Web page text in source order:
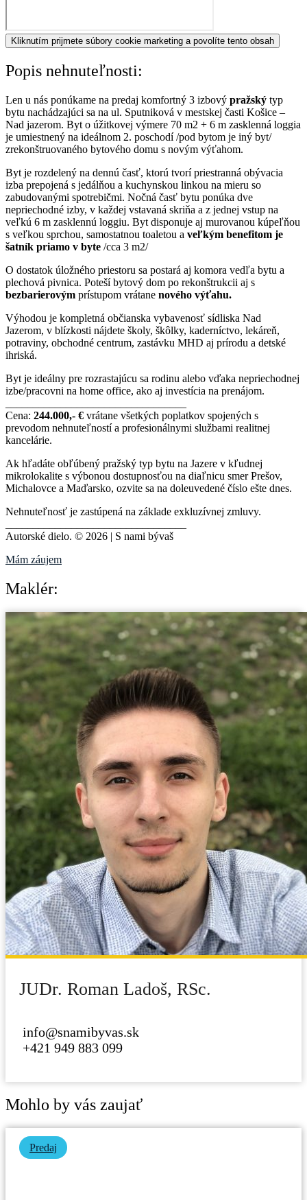
Kliknutím prijmete súbory cookie marketing a povolíte tento obsah
Popis nehnuteľnosti:
Len u nás ponúkame na predaj komfortný 3 izbový pražský typ
bytu nachádzajúci sa na ul. Sputniková v mestskej časti Košice –
Nad jazerom. Byt o úžitkovej výmere 70 m2 + 6 m zasklenná loggia
je umiestnený na ideálnom 2. poschodí /pod bytom je iný byt/
zrekonštruovaného bytového domu s novým výťahom.
Byt je rozdelený na dennú časť, ktorú tvorí priestranná obývacia
izba prepojená s jedálňou a kuchynskou linkou na mieru so
zabudovanými spotrebičmi. Nočná časť bytu ponúka dve
nepriechodné izby, v každej vstavaná skriňa a z jednej vstup na
veľkú 6 m zasklennú loggiu. Byt disponuje aj murovanou kúpeľňou
s veľkou sprchou, samostatnou toaletou a veľkým benefitom je
šatník priamo v byte /cca 3 m2/
O dostatok úložného priestoru sa postará aj komora vedľa bytu a
plechová pivnica. Poteší bytový dom po rekonštrukcii aj s
bezbarierovým prístupom vrátane nového výťahu.
Výhodou je kompletná občianska vybavenosť sídliska Nad
Jazerom, v blízkosti nájdete školy, škôlky, kaderníctvo, lekáreň,
potraviny, obchodné centrum, zastávku MHD aj prírodu a detské
ihriská.
Byt je ideálny pre rozrastajúcu sa rodinu alebo vďaka nepriechodnej
izbe/pracovni na home office, ako aj investícia na prenájom.
Cena: 244.000,- € vrátane všetkých poplatkov spojených s
prevodom nehnuteľností a profesionálnymi službami realitnej
kancelárie.
Ak hľadáte obľúbený pražský typ bytu na Jazere v kľudnej
mikrolokalite s výbonou dostupnosťou na diaľnicu smer Prešov,
Michalovce a Maďarsko, ozvite sa na doleuvedené číslo ešte dnes.
Nehnuteľnosť je zastúpená na základe exkluzívnej zmluvy.
Autorské dielo. © 2026 | S nami bývaš
Mám záujem
Maklér:
JUDr. Roman Ladoš, RSc.
info@snamibyvas.sk
+421 949 883 099
Mohlo by vás zaujať
Predaj